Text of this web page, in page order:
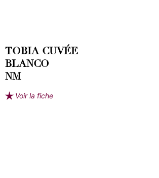
TOBIA CUVÉE
BLANCO
NM
Voir la fiche